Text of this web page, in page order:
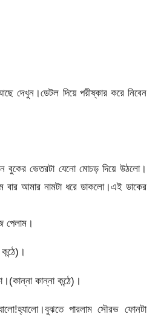
দেখুন।ডেটল দিয়ে পরীষ্কার করে নিবেন
বুকের ভেতরটা যেনো মোচড় দিয়ে উঠলো।
আমার নামটা ধরে ডাকলো।এই ডাকের
পেলাম।
কান্না কন্ঠে)।
পারলাম সৌরভ ফোনটা